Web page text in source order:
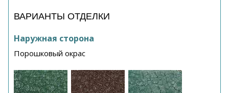
ВАРИАНТЫ ОТДЕЛКИ
Наружная сторона
Порошковый окрас